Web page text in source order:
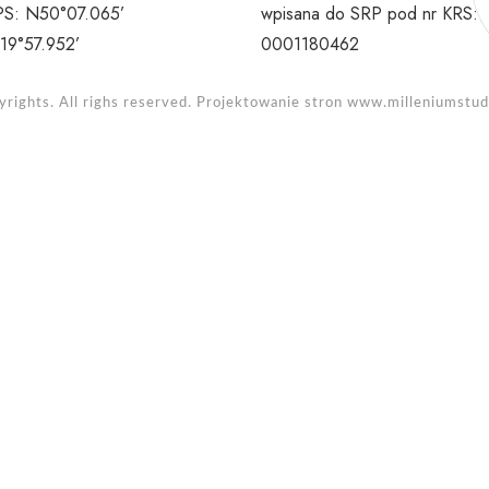
N50°07.065’
wpisana do SRP pod nr KRS:
0001180462
All righs reserved. Projektowanie stron